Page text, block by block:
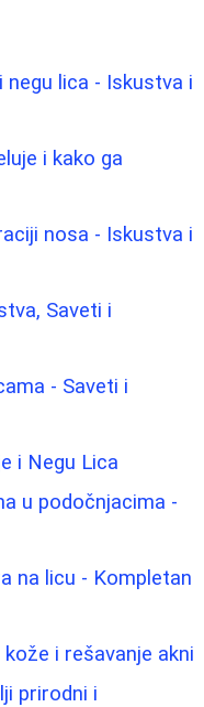
lica - Iskustva i
i kako ga
nosa - Iskustva i
Saveti i
- Saveti i
i Negu Lica
u podočnjacima -
na licu - Kompletan
i rešavanje akni
prirodni i